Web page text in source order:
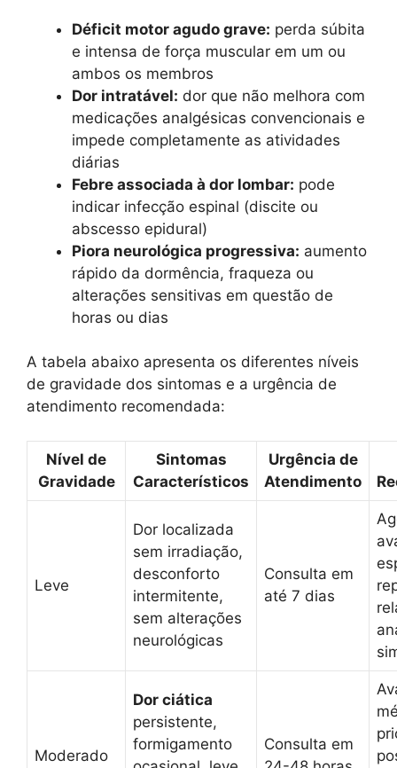
Déficit motor agudo grave: perda súbita
e intensa de força muscular em um ou
ambos os membros
Dor intratável: dor que não melhora com
medicações analgésicas convencionais e
impede completamente as atividades
diárias
Febre associada à dor lombar: pode
indicar infecção espinal (discite ou
abscesso epidural)
Piora neurológica progressiva: aumento
rápido da dormência, fraqueza ou
alterações sensitivas em questão de
horas ou dias
A tabela abaixo apresenta os diferentes níveis
de gravidade dos sintomas e a urgência de
atendimento recomendada:
Nível de
Gravidade
Sintomas
Característicos
Urgência de
Atendimento
Leve
Dor localizada
sem irradiação,
desconforto
intermitente,
sem alterações
neurológicas
Consulta em
até 7 dias
Moderado
Dor ciática
persistente,
formigamento
Consulta em